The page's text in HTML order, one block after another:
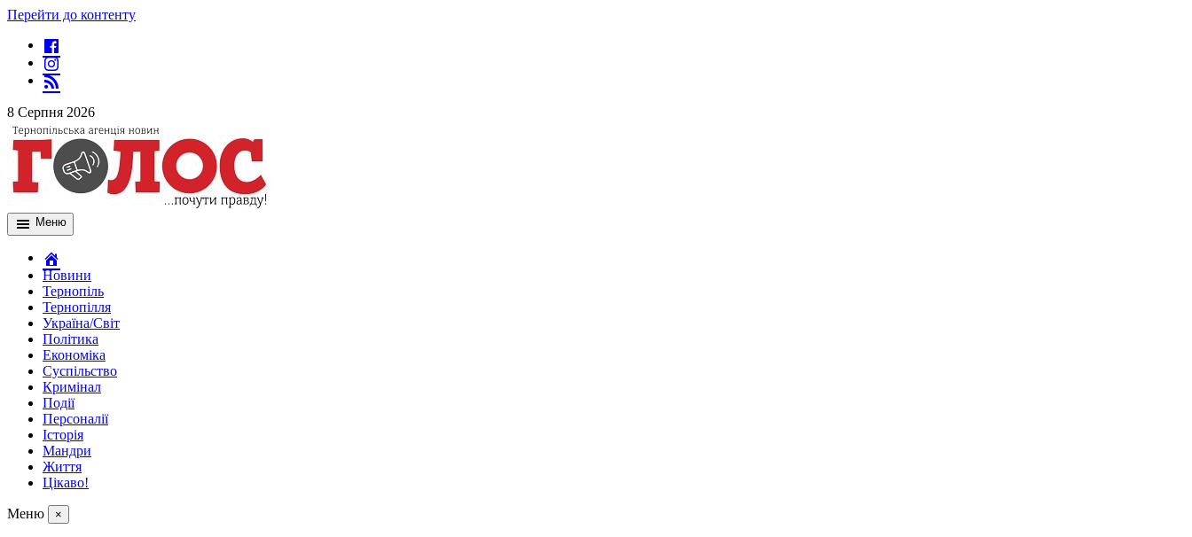
Перейти до контенту
8 Серпня 2026
Меню
Новини
Тернопіль
Тернопілля
Україна/Світ
Політика
Економіка
Суспільство
Кримінал
Події
Персоналії
Історія
Мандри
Життя
Цікаво!
Меню ×